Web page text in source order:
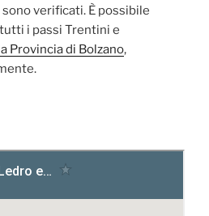
verificati. È possibile
i passi Trentini e
Provincia di Bolzano,